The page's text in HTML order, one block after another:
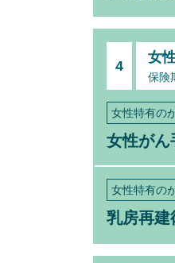
4
女
保険
女性特有の
女性がん
女性特有の
乳房再建